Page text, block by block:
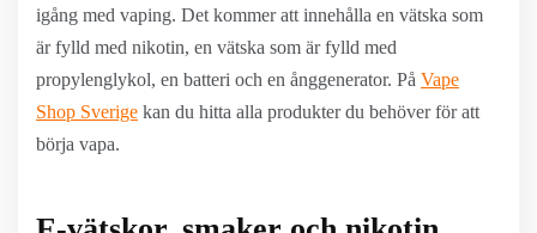
igång med vaping. Det kommer att innehålla en vätska som
är fylld med nikotin, en vätska som är fylld med
propylenglykol, en batteri och en ånggenerator. På Vape
Shop Sverige kan du hitta alla produkter du behöver för att
börja vapa.